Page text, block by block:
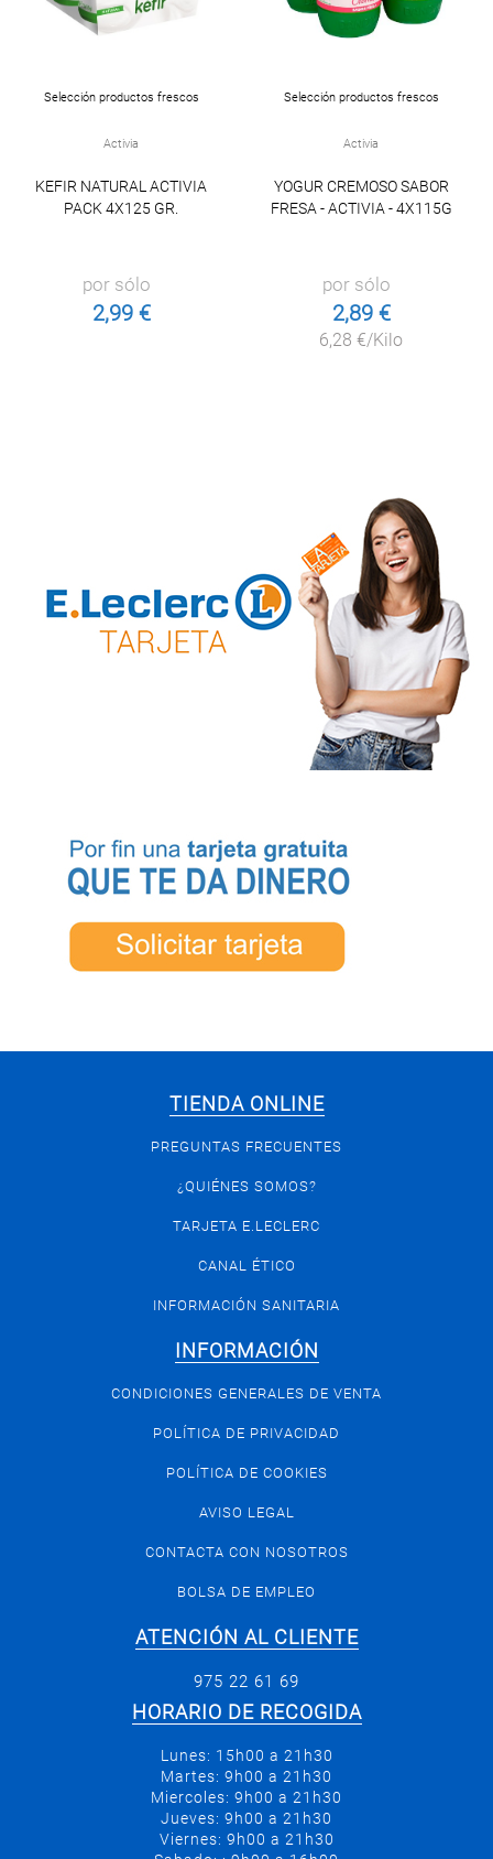
Selección productos frescos
Activia
KEFIR NATURAL ACTIVIA
PACK 4X125 GR.
por sólo
2,99 €
Selección productos frescos
Activia
YOGUR CREMOSO SABOR
FRESA - ACTIVIA - 4X115G
por sólo
2,89 €
6,28 €/Kilo
TIENDA ONLINE
PREGUNTAS FRECUENTES
¿QUIÉNES SOMOS?
TARJETA E.LECLERC
CANAL ÉTICO
INFORMACIÓN SANITARIA
INFORMACIÓN
CONDICIONES GENERALES DE VENTA
POLÍTICA DE PRIVACIDAD
POLÍTICA DE COOKIES
AVISO LEGAL
CONTACTA CON NOSOTROS
BOLSA DE EMPLEO
ATENCIÓN AL CLIENTE
975 22 61 69
HORARIO DE RECOGIDA
Lunes: 15h00 a 21h30
Martes: 9h00 a 21h30
Miercoles: 9h00 a 21h30
Jueves: 9h00 a 21h30
Viernes: 9h00 a 21h30